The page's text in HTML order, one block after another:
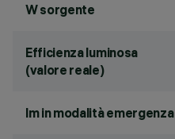
W sorgente
Efficienza luminosa
(valore reale)
lm in modalità emergenza